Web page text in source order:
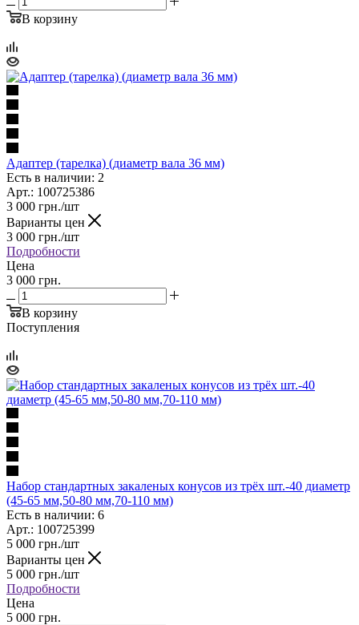
В корзину
Адаптер (тарелка) (диаметр вала 36 мм)
Есть в наличии: 2
Арт.: 100725386
3 000 грн./шт
Варианты цен
3 000 грн./шт
Подробности
Цена
3 000 грн.
В корзину
Поступления
Набор стандартных закаленых конусов из трёх шт.-40 диаметр
(45-65 мм,50-80 мм,70-110 мм)
Есть в наличии: 6
Арт.: 100725399
5 000 грн./шт
Варианты цен
5 000 грн./шт
Подробности
Цена
5 000 грн.